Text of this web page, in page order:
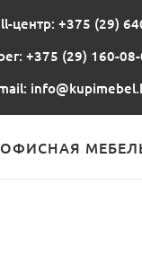
центр: +375 (29)
+375 (29) 160-08-
ОФИСНАЯ